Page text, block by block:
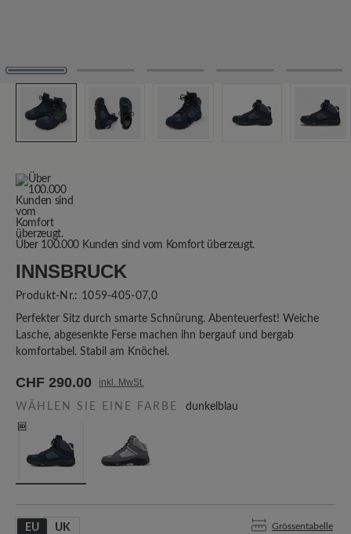
Über 100.000 Kunden sind vom Komfort überzeugt.
INNSBRUCK
Produkt-Nr.: 1059-405-07,0
Perfekter Sitz durch smarte Schnürung. Abenteuerfest! Weiche
Lasche, abgesenkte Ferse machen ihn bergauf und bergab
komfortabel. Stabil am Knöchel.
CHF 290.00 inkl. MwSt.
WÄHLEN SIE EINE FARBE dunkelblau
EU UK Grössentabelle